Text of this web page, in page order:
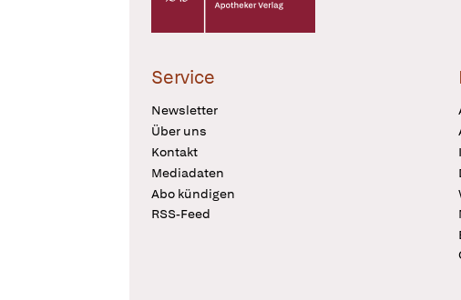
Service
Newsletter
Über uns
Kontakt
Mediadaten
Abo kündigen
RSS-Feed